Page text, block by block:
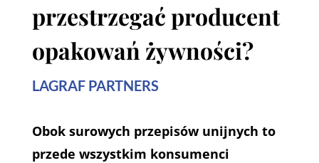
przestrzegać producent
opakowań żywności?
LAGRAF PARTNERS
Obok surowych przepisów unijnych to
przede wszystkim konsumenci